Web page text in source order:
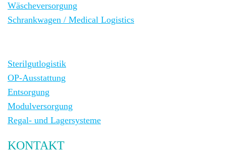
Wäscheversorgung
Schrankwagen / Medical Logistics
Sterilgutlogistik
OP-Ausstattung
Entsorgung
Modulversorgung
Regal- und Lagersysteme
KONTAKT